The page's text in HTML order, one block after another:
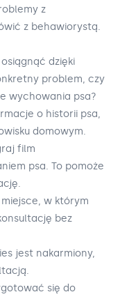
z
z behawiorystą.
dzięki
problem, czy
wychowania psa?
o historii psa,
domowym.
film
psa. To pomoże
w którym
bez
jest nakarmiony,
się do